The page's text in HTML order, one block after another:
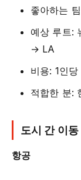
좋아하는
예상 루트:
→ LA
비용: 1인
적합한 분:
도시 간 이
항공